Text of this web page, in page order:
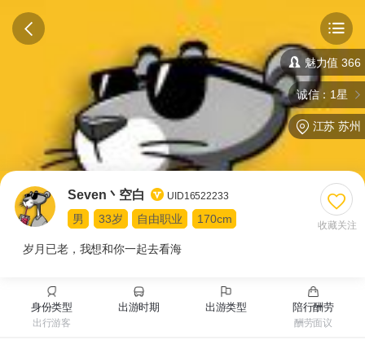
诚信：1星
魅力值 366
江苏 苏州
Seven丶空白 UID16522233
收藏关注
男 33岁 自由职业 170cm
岁月已老，我想和你一起去看海
身份类型
出行游客
出游时期 出游类型 陪行酬劳
酬劳面议